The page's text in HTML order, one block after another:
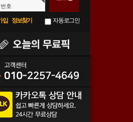
호
입 정보찾기 자동로그인